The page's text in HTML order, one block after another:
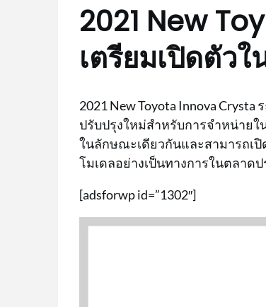
2021 New
เตรียมเปิดตัว
2021 New Toyota Innova
ปรับปรุงใหม่สำหรับการจำหน่ายใ
ในลักษณะเดียวกันและสามารถเปิ
โมเดลอย่างเป็นทางการในตลา
[adsforwp id=”1302″]